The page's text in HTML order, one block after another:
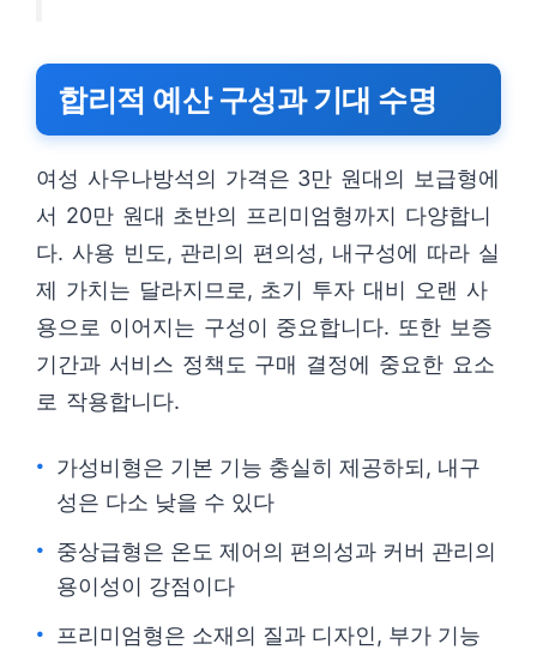
합리적 예산 구성과 기대 수명
여성 사우나방석의 가격은 3만 원대의 보급형에
서 20만 원대 초반의 프리미엄형까지 다양합니
다. 사용 빈도, 관리의 편의성, 내구성에 따라 실
제 가치는 달라지므로, 초기 투자 대비 오랜 사
용으로 이어지는 구성이 중요합니다. 또한 보증
기간과 서비스 정책도 구매 결정에 중요한 요소
로 작용합니다.
가성비형은 기본 기능 충실히 제공하되, 내구
성은 다소 낮을 수 있다
중상급형은 온도 제어의 편의성과 커버 관리의
용이성이 강점이다
프리미엄형은 소재의 질과 디자인, 부가 기능